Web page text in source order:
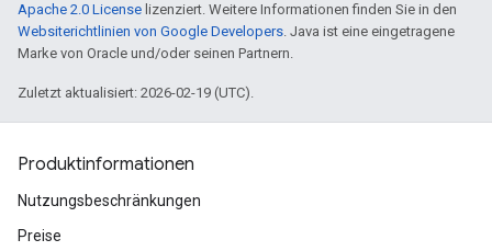
Apache 2.0 License lizenziert. Weitere Informationen finden Sie in den
Websiterichtlinien von Google Developers. Java ist eine eingetragene
Marke von Oracle und/oder seinen Partnern.
Zuletzt aktualisiert: 2026-02-19 (UTC).
Produktinformationen
Nutzungsbeschränkungen
Preise